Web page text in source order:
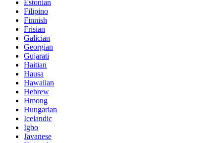
Estonian
Filipino
Finnish
Frisian
Galician
Georgian
Gujarati
Haitian
Hausa
Hawaiian
Hebrew
Hmong
Hungarian
Icelandic
Igbo
Javanese